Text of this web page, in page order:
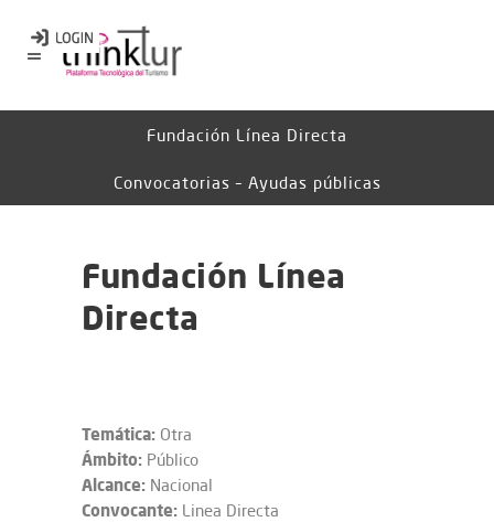
Fundación Línea Directa
Convocatorias – Ayudas públicas
Fundación Línea
Directa
Temática: Otra
Ámbito: Público
Alcance: Nacional
Convocante: Linea Directa